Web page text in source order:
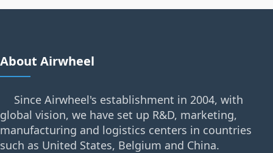
About Airwheel
Since Airwheel's establishment in 2004, with
global vision, we have set up R&D, marketing,
manufacturing and logistics centers in countries
such as United States, Belgium and China.